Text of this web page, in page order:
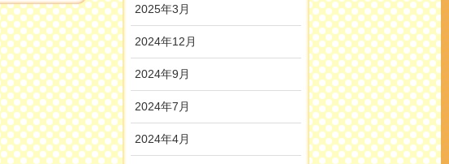
2025年3月
2024年12月
2024年9月
2024年7月
2024年4月